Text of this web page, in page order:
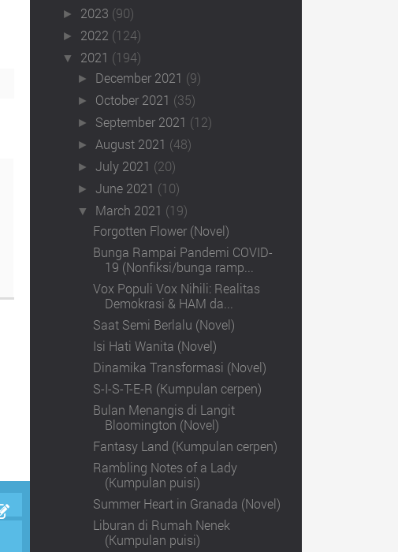
► 2023 (90)
► 2022 (124)
▼ 2021 (194)
► December 2021 (9)
► October 2021 (35)
► September 2021 (12)
► August 2021 (48)
►July 2021 (20)
►June 2021 (10)
▼ March 2021 (19)
Forgotten Flower (Novel)
Bunga Rampai Pandemi COVID-
19 (Nonfiksi/bunga ramp...
Vox Populi Vox Nihili: Realitas
Demokrasi & HAM da...
Saat Semi Berlalu (Novel)
Isi Hati Wanita (Novel)
Dinamika Transformasi (Novel)
S-I-S-T-E-R (Kumpulan cerpen)
Bulan Menangis di Langit
Bloomington (Novel)
Fantasy Land (Kumpulan cerpen)
Rambling Notes of a Lady
(Kumpulan puisi)
Summer Heart in Granada (Novel)
Liburan di Rumah Nenek
(Kumpulan puisi)